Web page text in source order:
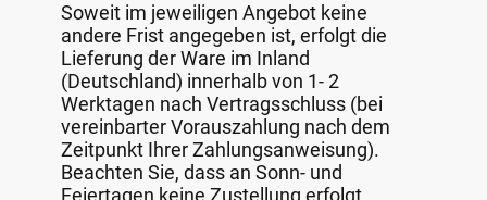
Soweit im jeweiligen Angebot keine
andere Frist angegeben ist, erfolgt die
Lieferung der Ware im Inland
(Deutschland) innerhalb von 1- 2
Werktagen nach Vertragsschluss (bei
vereinbarter Vorauszahlung nach dem
Zeitpunkt Ihrer Zahlungsanweisung).
Beachten Sie, dass an Sonn- und